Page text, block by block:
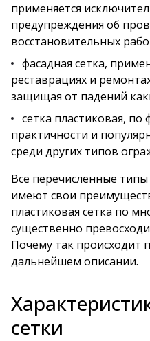
применяется
предупреждения об
восстановительных
фасадная сетка,
реставрациях и
защищая от падений
сетка пластиковая,
практичности и
среди других типов
Все перечисленные
имеют свои
пластиковая сетка по
существенно
Почему так происходит
дальнейшем описании.
сетки